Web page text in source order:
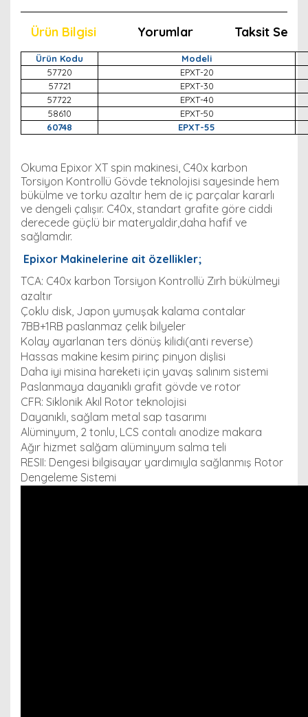
Ürün Bilgisi Yorumlar Taksit
Ürün Kodu
Modeli
57720
EPXT-20
57721
EPXT-30
57722
EPXT-40
58610
EPXT-50
60748
EPXT-55
Okuma Epixor XT spin makinesi, C40x karbon
Torsiyon Kontrollü Gövde teknolojisi sayesinde hem
bükülme ve torku azaltır hem de iç parçalar kararlı
ve dengeli çalışır. C40x, standart grafite göre ciddi
derecede güçlü bir materyaldir,daha hafif ve
sağlamdır.
Epixor Makinelerine ait özellikler;
TCA: C40x karbon Torsiyon Kontrollü Zırh bükülmeyi
azaltır
Çoklu disk, Japon yumuşak kalama contalar
7BB+1RB paslanmaz çelik bilyeler
Kolay ayarlanan ters dönüş kilidi(anti reverse)
Hassas makine kesim pirinç pinyon dişlisi
Daha iyi misina hareketi için yavaş salınım sistemi
Paslanmaya dayanıklı grafit gövde ve rotor
CFR: Siklonik Akıl Rotor teknolojisi
Dayanıklı, sağlam metal sap tasarımı
Alüminyum, 2 tonlu, LCS contalı anodize makara
Ağır hizmet salğam alüminyum salma teli
RESII: Dengesi bilgisayar yardımıyla sağlanmış Rotor
Dengeleme Sistemi